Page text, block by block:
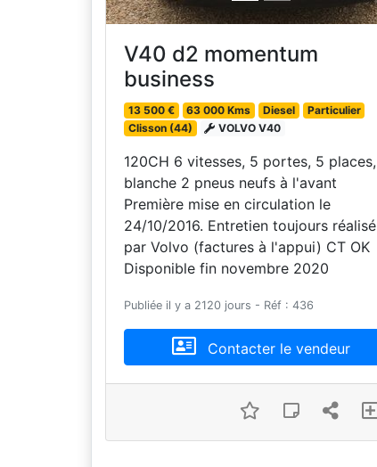
V40 d2 momentum
business
13 500 € 63 000 Kms Diesel
Particulier
Clisson (44)
VOLVO V40
120CH 6 vitesses, 5 portes, 5 places,
blanche 2 pneus neufs à l'avant
Première mise en circulation le
24/10/2016. Entretien toujours réalisé
par Volvo (factures à l'appui) CT OK
Disponible fin novembre 2020
Publiée il y a 2120 jours - Réf : 436
Contacter le vendeur